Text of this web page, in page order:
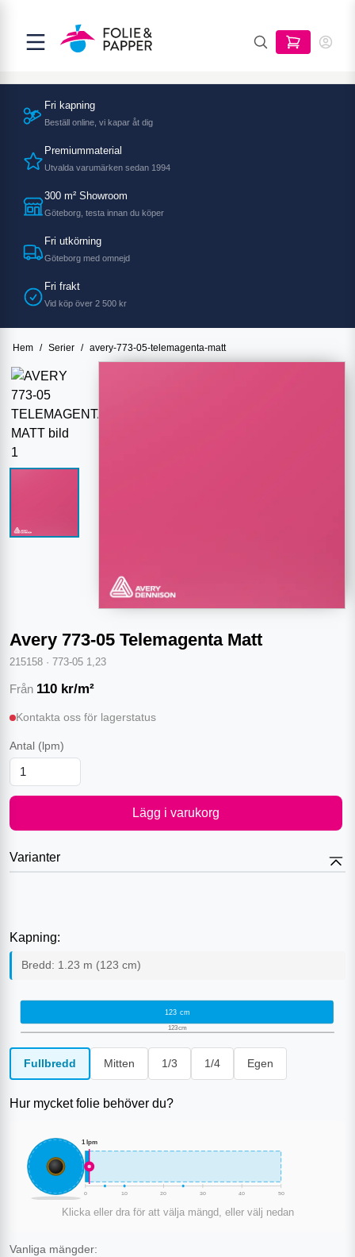
Fri kapning
Beställ online, vi kapar åt dig
Premiummaterial
Utvalda varumärken sedan 1994
300 m² Showroom
Göteborg, testa innan du köper
Fri utkörning
Göteborg med omnejd
Fri frakt
Vid köp över 2 500 kr
Hem / Serier / avery-773-05-telemagenta-matt
Avery 773-05 Telemagenta Matt
215158 · 773-05 1,23
Från 110 kr/m²
Kontakta oss för lagerstatus
Antal (lpm)
Lägg i varukorg
Varianter
Kapning:
Bredd: 1.23 m (123 cm)
123 cm
123cm
Fullbredd Mitten 1/3 1/4 Egen
Hur mycket folie behöver du?
1 lpm
0 10 20 30 40 50
Klicka eller dra för att välja mängd, eller välj nedan
Vanliga mängder: